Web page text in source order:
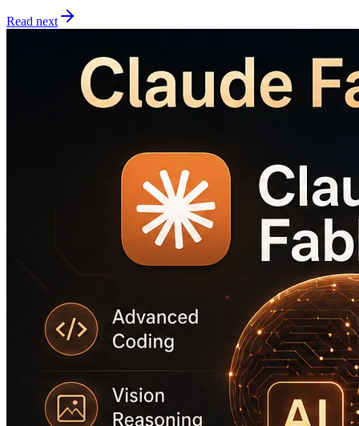
Read next